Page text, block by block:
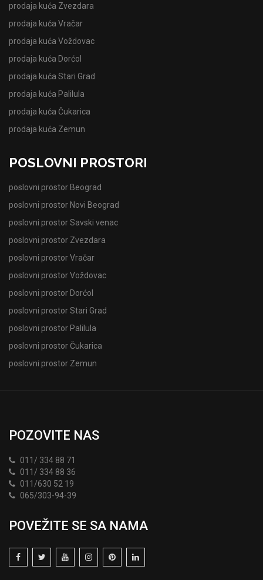
prodaja kuća Zvezdara
prodaja kuća Vračar
prodaja kuća Voždovac
prodaja kuća Dorćol
prodaja kuća Stari Grad
prodaja kuća Palilula
prodaja kuća Čukarica
prodaja kuća Zemun
POSLOVNI PROSTORI
poslovni prostor Beograd
poslovni prostor Novi Beograd
poslovni prostor Savski venac
poslovni prostor Zvezdara
poslovni prostor Vračar
poslovni prostor Voždovac
poslovni prostor Dorćol
poslovni prostor Stari Grad
poslovni prostor Palilula
poslovni prostor Čukarica
poslovni prostor Zemun
POZOVITE NAS
011/ 334 88 71
011/ 334 88 36
011/630 52 19
065/303-94-39
POVEŽITE SE SA NAMA